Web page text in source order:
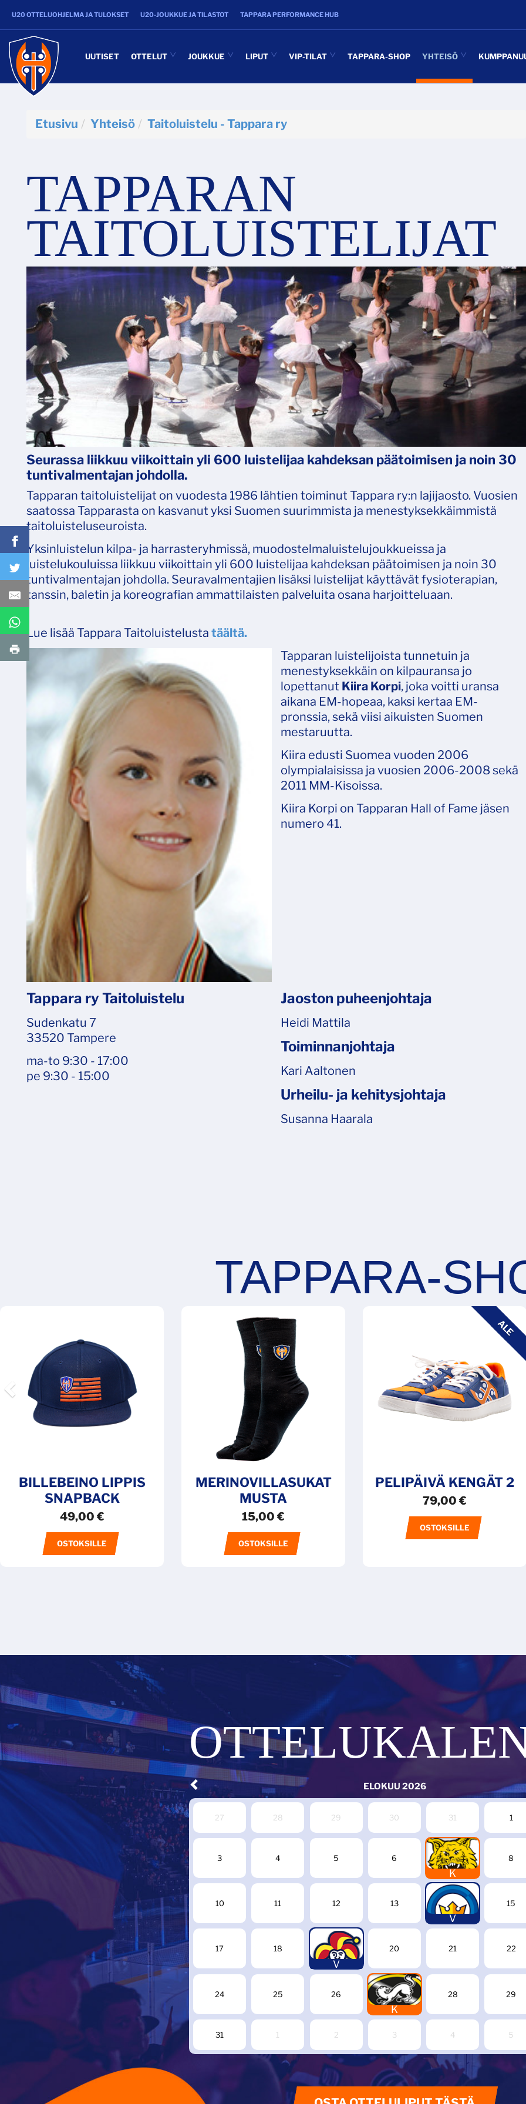
U20 OTTELUOHJELMA JA TULOKSET U20-JOUKKUE JA TILASTOT TAPPARA PERFORMANCE HUB
UUTISET OTTELUT JOUKKUE LIPUT VIP-TILAT TAPPARA-SHOP YHTEISÖ
Etusivu Yhteisö Taitoluistelu - Tappara ry
TAPPARAN
TAITOLUISTELIJAT
Seurassa liikkuu viikoittain yli 600 luistelijaa kahdeksan päätoimisen ja noin 30
tuntivalmentajan johdolla.
Tapparan taitoluistelijat on vuodesta 1986 lähtien toiminut Tappara ry:n lajijaosto. Vuosien
saatossa Tapparasta on kasvanut yksi Suomen suurimmista ja menestyksekkäimmistä
taitoluisteluseuroista.
Yksinluistelun kilpa- ja harrasteryhmissä, muodostelmaluistelujoukkueissa ja
luistelukouluissa liikkuu viikoittain yli 600 luistelijaa kahdeksan päätoimisen ja noin 30
tuntivalmentajan johdolla. Seuravalmentajien lisäksi luistelijat käyttävät fysioterapian,
tanssin, baletin ja koreografian ammattilaisten palveluita osana harjoitteluaan.
​​​​​​​Lue lisää Tappara Taitoluistelusta täältä.
Tapparan luistelijoista tunnetuin ja
menestyksekkäin on kilpauransa jo
lopettanut Kiira Korpi, joka voitti uransa
aikana EM-hopeaa, kaksi kertaa EM-
pronssia, sekä viisi aikuisten Suomen
mestaruutta.
Kiira edusti Suomea vuoden 2006
olympialaisissa ja vuosien 2006-2008 sekä
2011 MM-Kisoissa.
Kiira Korpi on Tapparan Hall of Fame jäsen
numero 41.
Tappara ry Taitoluistelu
Sudenkatu 7
33520 Tampere
ma-to 9:30 - 17:00
pe 9:30 - 15:00
Jaoston puheenjohtaja
Heidi Mattila
Toiminnanjohtaja
Kari Aaltonen
Urheilu- ja kehitysjohtaja
Susanna Haarala
BILLEBEINO LIPPIS
SNAPBACK
49,00 €
OSTOKSILLE
MERINOVILLASUKAT
MUSTA
15,00 €
OSTOKSILLE
ALE
PELIPÄIVÄ KENGÄT 2
79,00 €
OSTOKSILLE
ELOKUU 2026
27 28 29 30 31 1
3 4 5 6 7
K
8
10 11 12 13 14
V
15
17 18 19
V
20 21 22
24 25 26 27
K
28 29
31 1 2 3 4 5